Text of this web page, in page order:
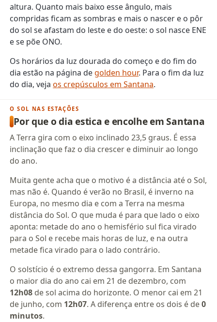
altura. Quanto mais baixo esse ângulo, mais
compridas ficam as sombras e mais o nascer e o pôr
do sol se afastam do leste e do oeste: o sol nasce ENE
e se põe ONO.
Os horários da luz dourada do começo e do fim do
dia estão na página degolden hour. Para o fim da luz
do dia, vejaos crepúsculos em Santana.
O SOL NAS ESTAÇÕES
Por que o dia estica e encolhe em Santana
A Terra gira com o eixo inclinado 23,5 graus. É essa
inclinação que faz o dia crescer e diminuir ao longo
do ano.
Muita gente acha que o motivo é a distância até o Sol,
mas não é. Quando é verão no Brasil, é inverno na
Europa, no mesmo dia e com a Terra na mesma
distância do Sol. O que muda é para que lado o eixo
aponta: metade do ano o hemisfério sul fica virado
para o Sol e recebe mais horas de luz, e na outra
metade fica virado para o lado contrário.
O solstício é o extremo dessa gangorra. Em Santana
o maior dia do ano cai em 21 de dezembro, com
12h08 de sol acima do horizonte. O menor cai em 21
de junho, com 12h07. A diferença entre os dois é de0
minutos.